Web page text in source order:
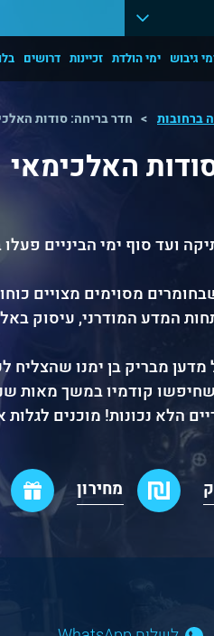
גיבוש ימי הולדת זכיינות דרושים
ברחובות חדר בריחה: סודות
האלכימאי
ועד סוף ימי הביניים
מסוימים מצויים
המדע המודרני, עיסוק
מבריק בן ימנו שהצליח
קודמיו במשך מאות
הלא נכונות! מוכנים
מחירון